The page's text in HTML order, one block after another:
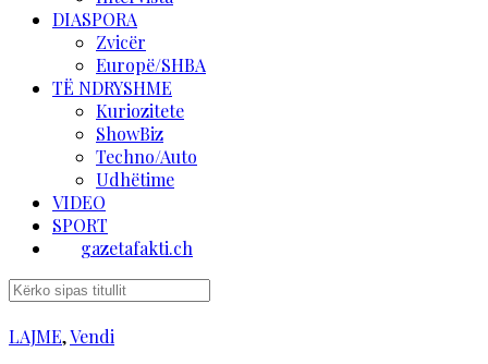
DIASPORA
Zvicër
Europë/SHBA
TË NDRYSHME
Kuriozitete
ShowBiz
Techno/Auto
Udhëtime
VIDEO
SPORT
gazetafakti.ch
LAJME,Vendi